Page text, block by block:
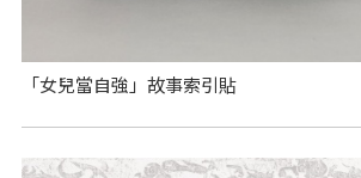
「女兒當自強」故事索引貼